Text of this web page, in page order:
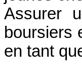
Assurer
boursiers
en tant